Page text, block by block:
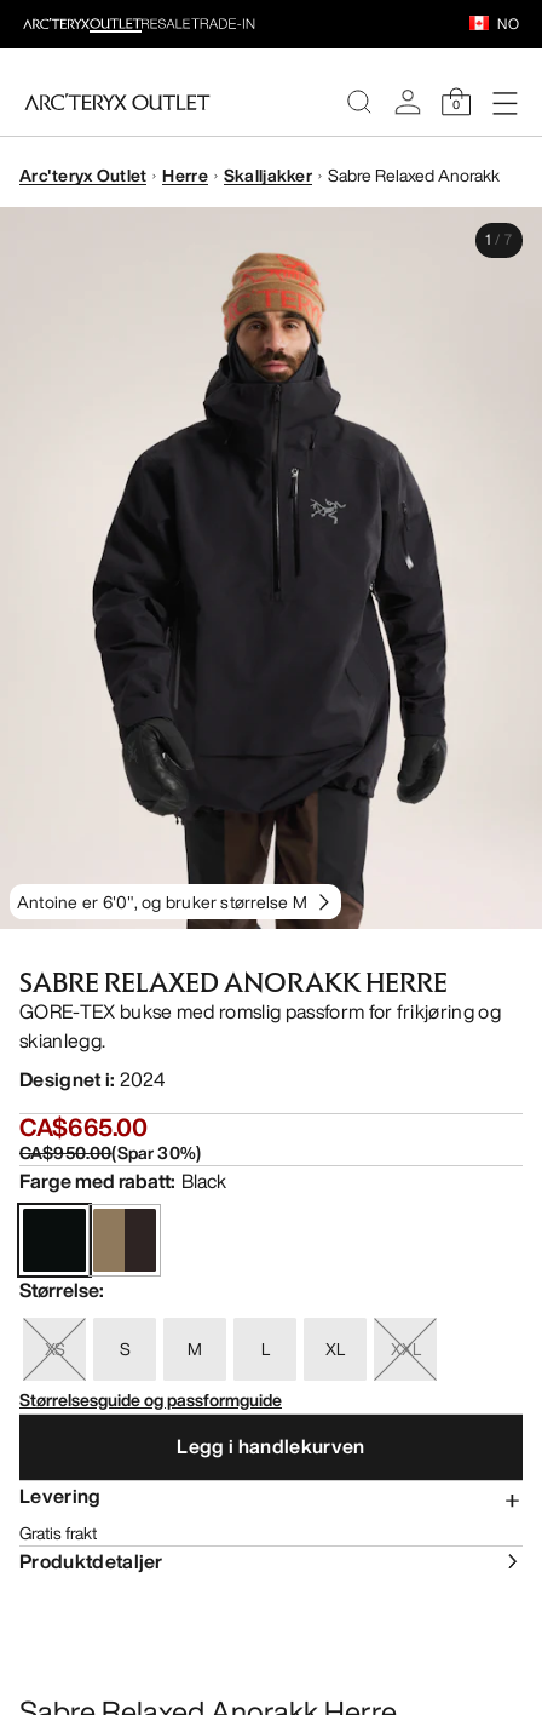
NO
0
DAMER
Arc'teryx Outlet Herre Skalljakker Sabre Relaxed Anorakk
Antoine er 6'0", og bruker størrelse M
1 / 7
SABRE RELAXED ANORAKK HERRE
GORE-TEX bukse med romslig passform for frikjøring og
skianlegg.
Designet i: 2024
CA$665.00
CA$950.00(Spar30%)
Farge med rabatt: Black
Størrelse:
XS S M L XL
XXL
Størrelsesguide og passformguide
Legg i handlekurven
Levering
Gratis frakt
Produktdetaljer